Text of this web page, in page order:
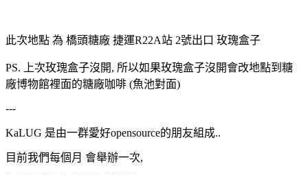
此次地點 為 橋頭糖廠 捷運R22A站 2號出口 玫瑰盒子
PS. 上次玫瑰盒子沒開, 所以如果玫瑰盒子沒開會改地點到糖
廠博物館裡面的糖廠咖啡 (魚池對面)
---
KaLUG 是由一群愛好opensource的朋友組成..
目前我們每個月 會舉辦一次,